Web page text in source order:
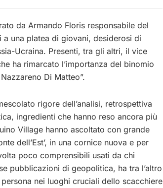
da Armando Floris responsabile del
a una platea di giovani, desiderosi di
Ucraina. Presenti, tra gli altri, il vice
ha rimarcato l’importanza del binomio
Di Matteo”.
rigore dell’analisi, retrospettiva
ingredienti che hanno reso ancora più
Village hanno ascoltato con grande
dell’Est’, in una cornice nuova e per
poco comprensibili usati da chi
pubblicazioni di geopolitica, ha tra l’altro
nei luoghi cruciali dello scacchiere